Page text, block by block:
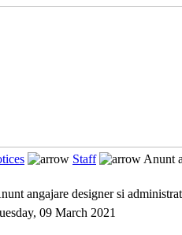
Staff Anunt
angajare designer si
09 March 2021